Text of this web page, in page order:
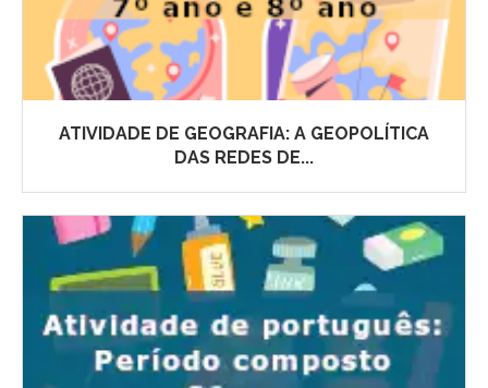
ATIVIDADE DE GEOGRAFIA: A GEOPOLÍTICA
DAS REDES DE...